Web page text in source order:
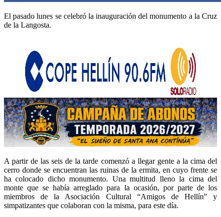
El pasado lunes se celebró la inauguración del monumento a la Cruz
de la Langosta.
A partir de las seis de la tarde comenzó a llegar gente a la cima del
cerro donde se encuentran las ruinas de la ermita, en cuyo frente se
ha colocado dicho monumento. Una multitud lleno la cima del
monte que se había arreglado para la ocasión, por parte de los
miembros de la Asociación Cultural “Amigos de Hellín” y
simpatizantes que colaboran con la misma, para este día.